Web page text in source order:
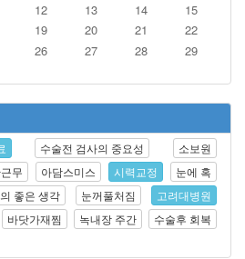
12 13 14
15
19 20 21
22
26 27 28
29
수술전 검사의 중요성
소보원
무 아담스미스 시력교정
눈에 혹
좋은 생각 눈꺼풀처짐
고려대병원
바닷가재찜 녹내장 주간
수술후 회복